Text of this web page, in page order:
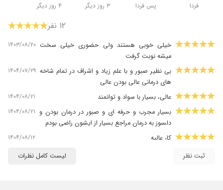
فردا پس فردا ۳ روز دیگر ۴ روز دیگر
۱۲ نفر
خیلی خوبی هستند ولی حضوری خیلی سخت
میشه نوبت گرفت
۱۴۰۳/۰۸/۲۰
بی نظیر صبور و با علم زیاد و اشراف در تمام شاخه
های درمانی عالی بودن عالی
۱۴۰۴/۰۷/۲۹
عالی، بسیار با سواد و توانمند ۱۴۰۴/۰۸/۲۱
بسیار مجرب و حرفه ای و صبور در درمان بودن و
دلسوز به درمان مراجع بسیار از ایشون راضی بودم
۱۴۰۴/۰۸/۲۱
کار عالیه ۱۴۰۴/۰۸/۱۲
۱۴۰۴/۰۷/۲۹ ثبت نظر لیست کامل نظرات